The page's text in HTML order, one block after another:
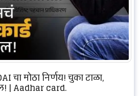
चा मोठा निर्णय! चुका टाळा,
| Aadhar card.